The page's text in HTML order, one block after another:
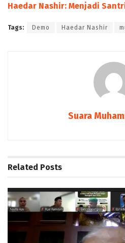
Haedar Nashir: Menjadi
Tags: Demo Haedar Nashir
Suara
Related Posts